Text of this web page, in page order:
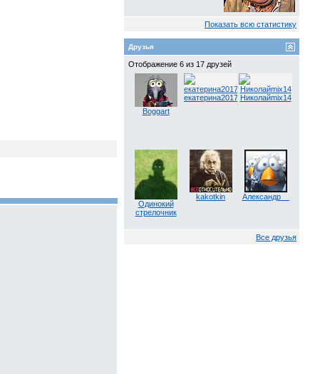
Показать всю статистику
Друзья
Отображение 6 из 17 друзей
Boggart
екатерина2017 Николайmix14
Одинокий
стрелочник
kakotkin Александр__
Все друзья